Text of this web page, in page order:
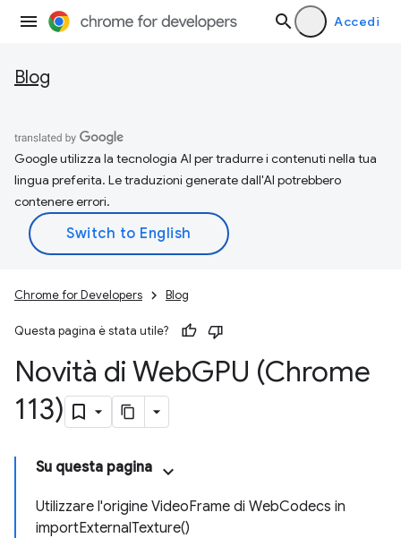
Accedi
Blog
Google utilizza la tecnologia AI per tradurre i contenuti nella tua
lingua preferita. Le traduzioni generate dall'AI potrebbero
contenere errori.
Chrome for Developers Blog
Questa pagina è stata utile?
Novità di WebGPU (Chrome
113)
Su questa pagina
Utilizzare l'origine VideoFrame di WebCodecs in
importExternalTexture()